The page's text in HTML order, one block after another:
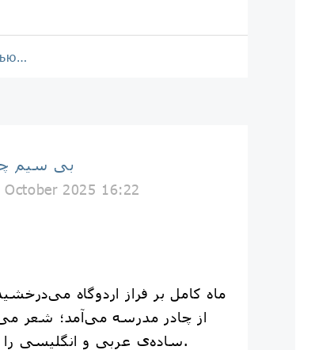
بی سیم
October 2025 16:22
ماه کامل بر فراز اردوگاه
از چادر مدرسه می‌آمد؛ شعر
ساده‌ی عربی و انگلیسی را تمرین می‌کردند.